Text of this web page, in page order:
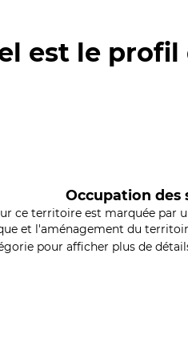
est le
Occupation des
ce territoire est marquée par
et l'aménagement du
pour afficher plus de